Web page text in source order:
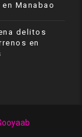
Manabao
delitos
en